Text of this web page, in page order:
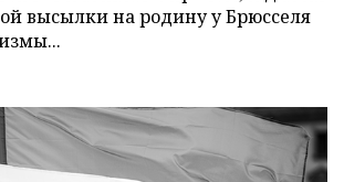
высылки на родину у Брюсселя